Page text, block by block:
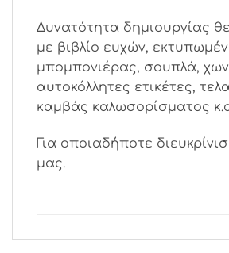
Δυνατότητα δημιουργίας
με βιβλίο ευχών,
μπομπονιέρας, σουπλά,
αυτοκόλλητες ετικέτες,
καμβάς καλωσορίσματος
Για οποιαδήποτε
μας.